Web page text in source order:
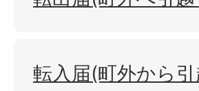
転入届(町外から